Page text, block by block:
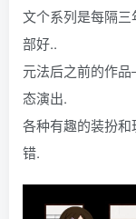
文个系列是每隔
部好..
元法后之前的作
态演出.
各种有趣的装扮
错.